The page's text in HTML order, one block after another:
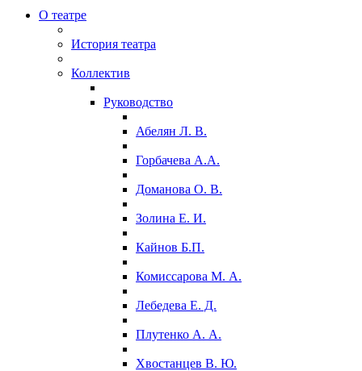
О театре
История театра
Коллектив
Руководство
Абелян Л. В.
Горбачева А.А.
Доманова О. В.
Золина Е. И.
Кайнов Б.П.
Комиссарова М. А.
Лебедева Е. Д.
Плутенко А. А.
Хвостанцев В. Ю.